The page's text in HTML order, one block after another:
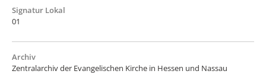
Signatur Lokal
01
Archiv
Zentralarchiv der Evangelischen Kirche in Hessen und Nassau